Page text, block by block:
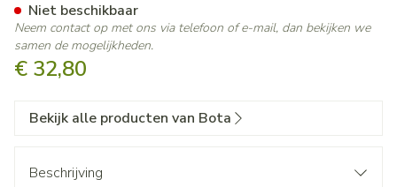
€ 32,80
Niet beschikbaar
Neem contact op met ons via telefoon of e-mail, dan bekijken we
samen de mogelijkheden.
Bekijk alle producten van Bota
Beschrijving